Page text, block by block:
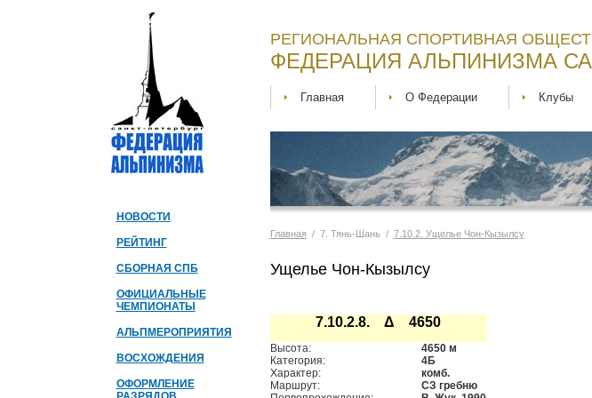
НОВОСТИ
РЕЙТИНГ
СБОРНАЯ СПБ
ОФИЦИАЛЬНЫЕ
ЧЕМПИОНАТЫ
АЛЬПМЕРОПРИЯТИЯ
ВОСХОЖДЕНИЯ
ОФОРМЛЕНИЕ
РЕГИОНАЛЬНАЯ СПОРТИВНАЯ
ФЕДЕРАЦИЯ АЛЬПИНИЗМА
Главная О Федерации Клубы
Главная / 7. Тянь-Шань / 7.10.2. Ущелье Чон-Кызылсу
Ущелье Чон-Кызылсу
7.10.2.8. Δ 4650
Высота:
4650 м
Категория:
4Б
Характер:
комб.
Маршрут:
СЗ гребню